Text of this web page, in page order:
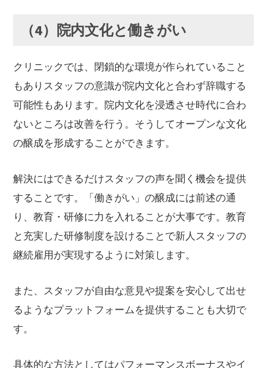
（4）院内文化と働きがい
クリニックでは、閉鎖的な環境が作られていること
もありスタッフの意識が院内文化と合わず辞職する
可能性もあります。院内文化を浸透させ時代に合わ
ないところは改善を行う。そうしてオープンな文化
の醸成を形成することができます。
解決にはできるだけスタッフの声を聞く機会を提供
することです。「働きがい」の醸成には前述の通
り、教育・研修に力を入れることが大事です。教育
と充実した研修制度を設けることで新人スタッフの
継続雇用が実現するように対策します。
また、スタッフが自由な意見や提案を安心して出せ
るようなプラットフォームを提供することも大切で
す。
具体的な方法としてはパフォーマンスボーナスやイ